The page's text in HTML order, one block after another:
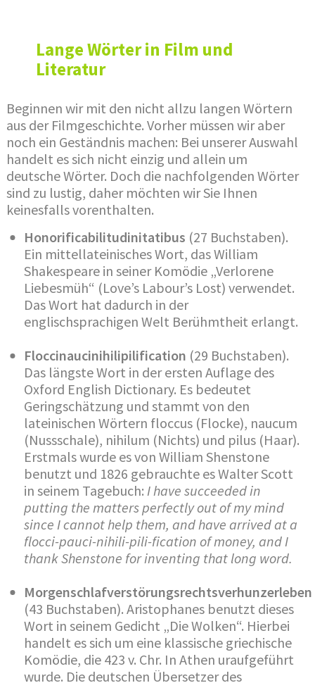
Lange Wörter in Film und
Literatur
Beginnen wir mit den nicht allzu langen Wörtern
aus der Filmgeschichte. Vorher müssen wir aber
noch ein Geständnis machen: Bei unserer Auswahl
handelt es sich nicht einzig und allein um
deutsche Wörter. Doch die nachfolgenden Wörter
sind zu lustig, daher möchten wir Sie Ihnen
keinesfalls vorenthalten.
Honorificabilitudinitatibus (27 Buchstaben).
Ein mittellateinisches Wort, das William
Shakespeare in seiner Komödie „Verlorene
Liebesmüh“ (Love’s Labour’s Lost) verwendet.
Das Wort hat dadurch in der
englischsprachigen Welt Berühmtheit erlangt.
Floccinaucinihilipilification (29 Buchstaben).
Das längste Wort in der ersten Auflage des
Oxford English Dictionary. Es bedeutet
Geringschätzung und stammt von den
lateinischen Wörtern floccus (Flocke), naucum
(Nussschale), nihilum (Nichts) und pilus (Haar).
Erstmals wurde es von William Shenstone
benutzt und 1826 gebrauchte es Walter Scott
in seinem Tagebuch: I have succeeded in
putting the matters perfectly out of my mind
since I cannot help them, and have arrived at a
flocci-pauci-nihili-pili-fication of money, and I
thank Shenstone for inventing that long word.
Morgenschlafverstörungsrechtsverhunzerleben
(43 Buchstaben). Aristophanes benutzt dieses
Wort in seinem Gedicht „Die Wolken“. Hierbei
handelt es sich um eine klassische griechische
Komödie, die 423 v. Chr. In Athen uraufgeführt
wurde. Die deutschen Übersetzer des